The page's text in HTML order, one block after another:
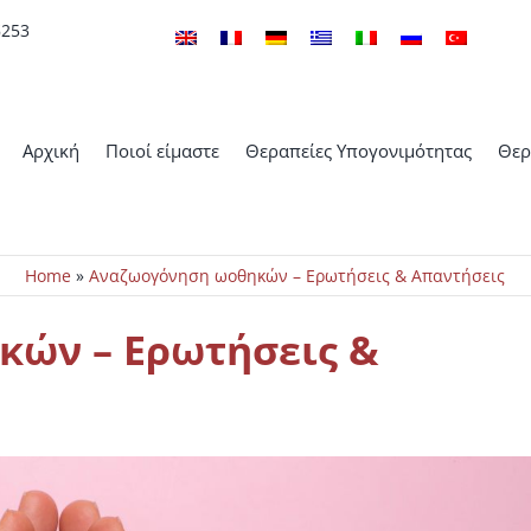
Αρχική Ποιοί είμαστε Θεραπείες Υπογονιμότητας
Home »Αναζωογόνηση ωοθηκών – Ερωτήσεις & Απαντήσεις
– Ερωτήσεις &